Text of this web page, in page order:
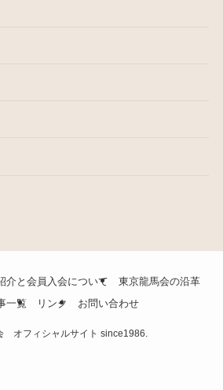
介と会員入会について
東京龍馬会の沿革
一覧
リンク お問い合わせ
オフィシャルサイト since1986.